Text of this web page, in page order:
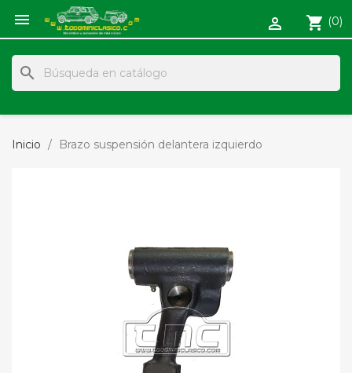
 shopping_cart (0)

search
Inicio Brazo suspensión delantera izquierdo